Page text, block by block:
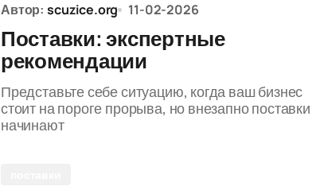
Автор: scuzice.org 11-02-2026
Поставки: экспертные
рекомендации
Представьте себе ситуацию, когда ваш бизнес
стоит на пороге прорыва, но внезапно поставки
начинают